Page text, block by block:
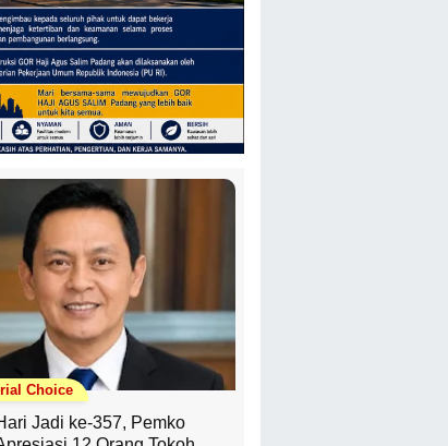
Choice
Jadi ke-357, Pemko